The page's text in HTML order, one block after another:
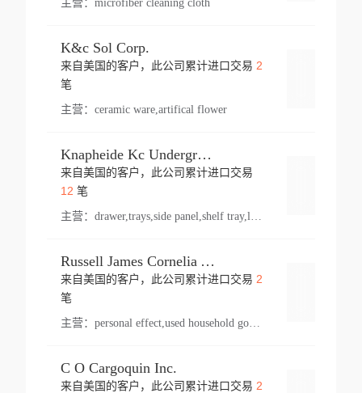
主营： microfiber cleaning cloth
K&c Sol Corp.
来自美国的客户，此公司累计进口交易 2
笔
主营： ceramic ware,artifical flower
Knapheide Kc Underground
来自美国的客户，此公司累计进口交易
12 笔
主营：
Russell James Cornelia Arlington Va
来自美国的客户，此公司累计进口交易 2
笔
主营： personal effect,used household goods
C O Cargoquin Inc.
来自美国的客户，此公司累计进口交易 2